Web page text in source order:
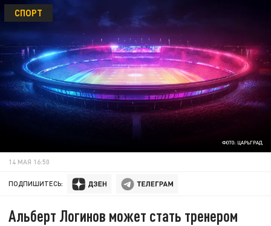
ФОТО: ЦАРЬГРАД
СПОРТ
14 МАЯ 16:50
ПОДПИШИТЕСЬ:
Альберт Логинов может стать тренером